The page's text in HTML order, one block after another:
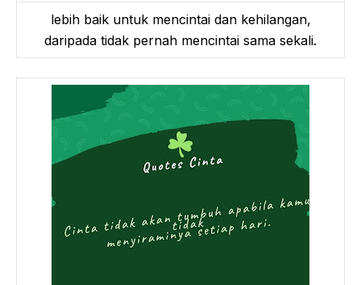
lebih baik untuk mencintai dan kehilangan,
daripada tidak pernah mencintai sama sekali.